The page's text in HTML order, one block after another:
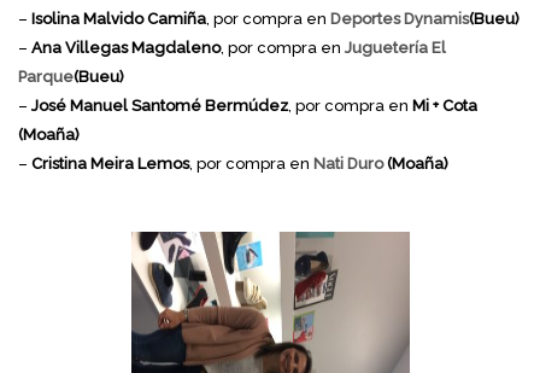
– Isolina Malvido Camiña, por compra en Deportes Dynamis(Bueu)
– Ana Villegas Magdaleno, por compra en Juguetería El
Parque(Bueu)
– José Manuel Santomé Bermúdez, por compra en Mi + Cota
(Moaña)
– Cristina Meira Lemos, por compra en Nati Duro(Moaña)